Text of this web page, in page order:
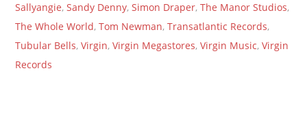
Sallyangie,Sandy Denny,Simon Draper,The Manor Studios,
The Whole World,Tom Newman,Transatlantic Records,
Tubular Bells,Virgin,Virgin Megastores,Virgin Music,Virgin
Records